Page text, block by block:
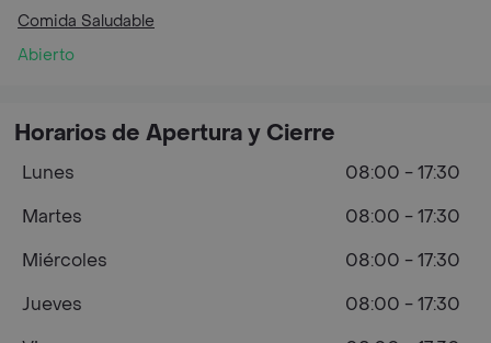
Comida Saludable
Abierto
Horarios de Apertura y Cierre
Lunes
08:00 - 17:30
Martes
08:00 - 17:30
Miércoles
08:00 - 17:30
Jueves
08:00 - 17:30